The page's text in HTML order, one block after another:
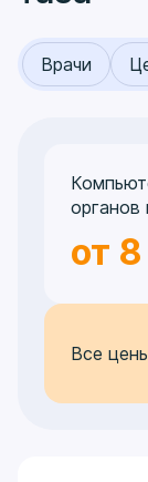
Врачи
органов
от
Все